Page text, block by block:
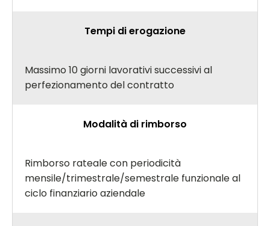
Tempi di erogazione
Massimo 10 giorni lavorativi successivi al
perfezionamento del contratto
Modalità di rimborso
Rimborso rateale con periodicità
mensile/trimestrale/semestrale funzionale al
ciclo finanziario aziendale